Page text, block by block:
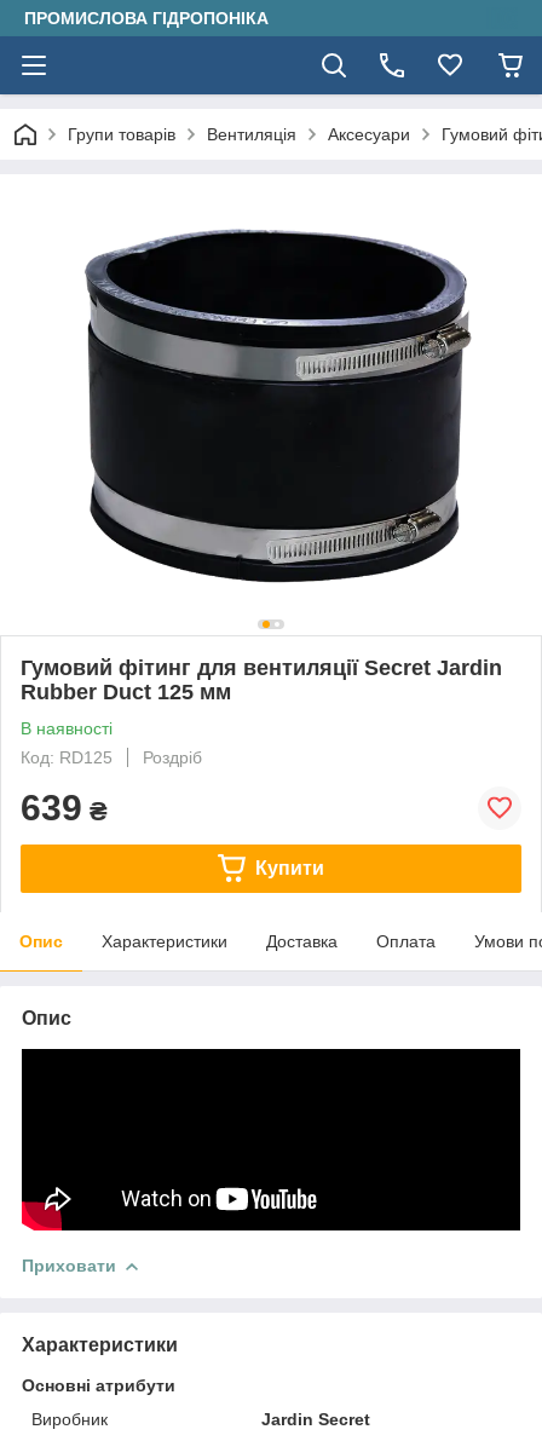
ПРОМИСЛОВА ГІДРОПОНІКА
Групи товарів Вентиляція Аксесуари Гумовий
Гумовий фітинг для вентиляції Secret Jardin
Rubber Duct 125 мм
В наявності
Код: RD125
Роздріб
639 ₴
Купити
Опис Характеристики Доставка Оплата Умови
Опис
Приховати
Характеристики
Основні атрибути
Виробник
Jardin Secret